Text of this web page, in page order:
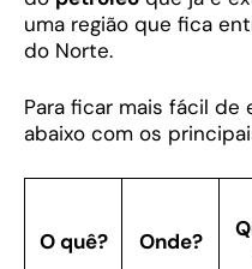
uma região que fica
do Norte.
Para ficar mais fácil de
abaixo com os
O quê? Onde?